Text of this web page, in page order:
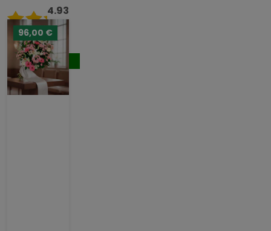
4.93
/ 5
124,00 €
Comprar
96,00 €